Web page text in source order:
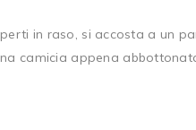
in raso, si accosta a un
camicia appena